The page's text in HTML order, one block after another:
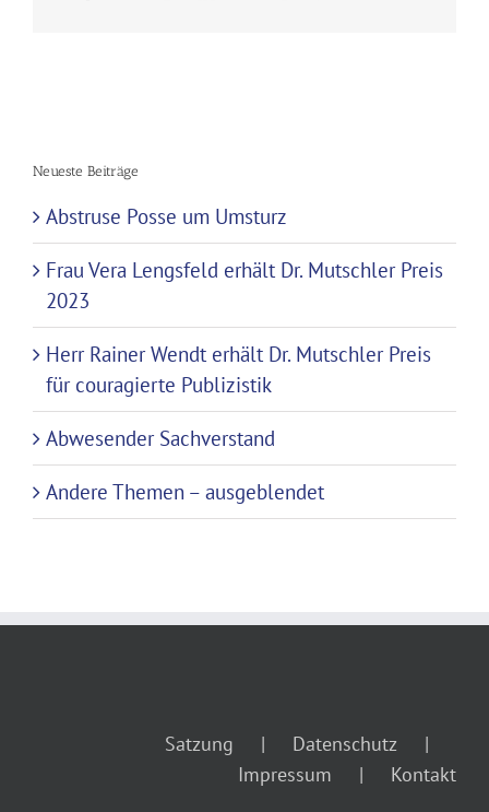
Neueste Beiträge
Abstruse Posse um Umsturz
Frau Vera Lengsfeld erhält Dr. Mutschler Preis
2023
Herr Rainer Wendt erhält Dr. Mutschler Preis
für couragierte Publizistik
Abwesender Sachverstand
Andere Themen – ausgeblendet
Satzung
Datenschutz
Impressum
Kontakt